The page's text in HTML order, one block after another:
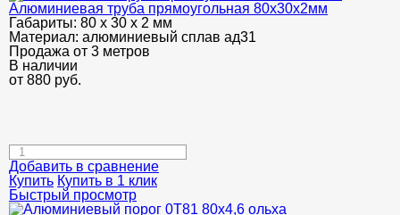
Алюминиевая труба прямоугольная 80х30х2мм
Габариты: 80 х 30 х 2 мм
Материал: алюминиевый сплав ад31
Продажа от 3 метров
В наличии
от 880 руб.
Добавить в сравнение
Купить Купить в 1 клик
Быстрый просмотр